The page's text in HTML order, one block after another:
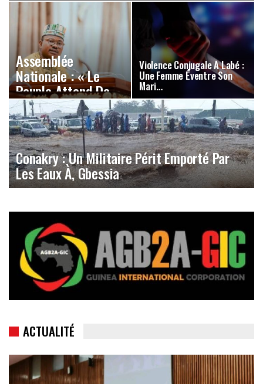
Assemblée
Nationale : « Le
Peuple Attend De
Nous Moins…
Violence Conjugale À Labé :
Une Femme Éventre Son
Mari…
Conakry : Un Militaire Périt Emporté Par
Les Eaux À, Gbessia
ACTUALITÉ